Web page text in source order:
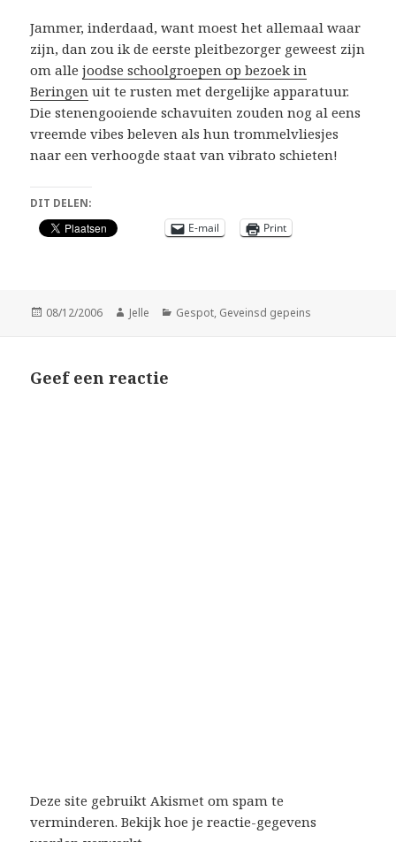
Jammer, inderdaad, want moest het allemaal waar
zijn, dan zou ik de eerste pleitbezorger geweest zijn
om allejoodse schoolgroepen op bezoek in
Beringen uit te rusten met dergelijke apparatuur.
Die stenengooiende schavuiten zouden nog al eens
vreemde vibes beleven als hun trommelvliesjes
naar een verhoogde staat van vibrato schieten!
DIT DELEN:
E-mail
Print
Geplaatst
08/12/2006 Auteur
Jelle Categorieën
Gespot, Geveinsd gepeins
Geef een reactie
Deze site gebruikt Akismet om spam te
verminderen.Bekijk hoe je reactie-gegevens